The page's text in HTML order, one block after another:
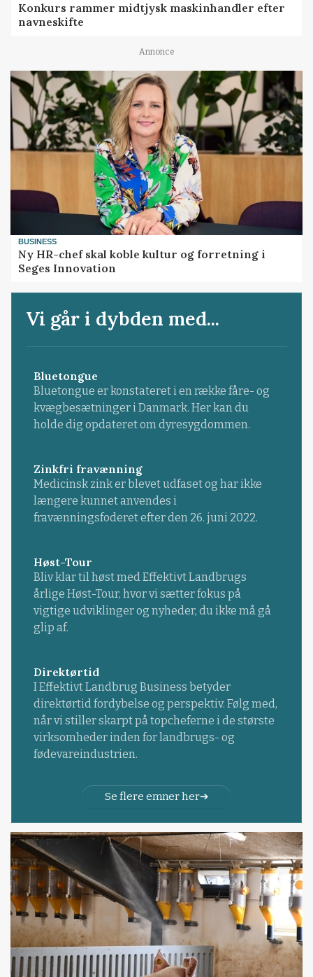
Konkurs rammer midtjysk maskinhandler efter
navneskifte
Annonce
BUSINESS
Ny HR-chef skal koble kultur og forretning i
Seges Innovation
Vi går i dybden med...
Bluetongue
Bluetongue er konstateret i en række fåre- og
kvægbesætninger i Danmark. Her kan du
holde dig opdateret om dyresygdommen.
Zinkfri fravænning
Medicinsk zink er blevet udfaset og har ikke
længere kunnet anvendes i
fravænningsfoderet efter den 26. juni 2022.
Høst-Tour
Bliv klar til høst med Effektivt Landbrugs
årlige Høst-Tour, hvor vi sætter fokus på
vigtige udviklinger og nyheder, du ikke må gå
glip af.
Direktørtid
I Effektivt Landbrug Business betyder
direktørtid fordybelse og perspektiv. Følg med,
når vi stiller skarpt på topcheferne i de største
virksomheder inden for landbrugs- og
fødevareindustrien.
Se flere emner her